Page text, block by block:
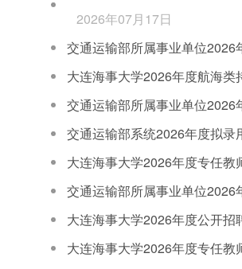
2026年07月17日
交通运输部所属事业单位
大连海事大学2026年度航海
交通运输部所属事业单位
交通运输部系统2026年度拟录
大连海事大学2026年度专任
交通运输部所属事业单位
大连海事大学2026年度公开
大连海事大学2026年度专任